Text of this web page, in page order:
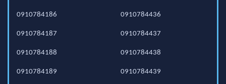
0910784186
0910784187
0910784188
0910784189
0910784436
0910784437
0910784438
0910784439